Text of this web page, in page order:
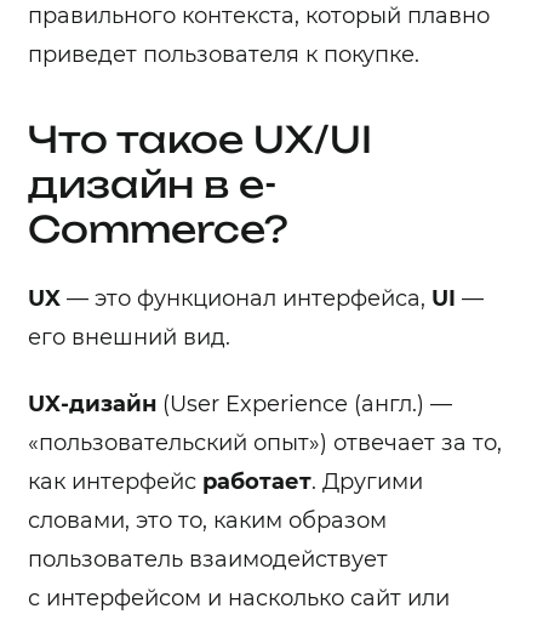
правильного контекста, который плавно
приведет пользователя к покупке.
Что такое UX/UI
дизайн в e-
Commerce?
UX― это функционал интерфейса, UI ―
его внешний вид.
UX-дизайн(User Experience (англ.) —
«пользовательский опыт») отвечает за то,
как интерфейс работает. Другими
словами, это то, каким образом
пользователь взаимодействует
с интерфейсом и насколько сайт или